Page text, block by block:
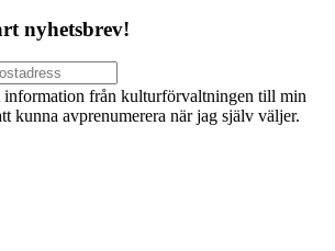
nyhetsbrev!
information från kulturförvaltningen till min
kunna avprenumerera när jag själv väljer.